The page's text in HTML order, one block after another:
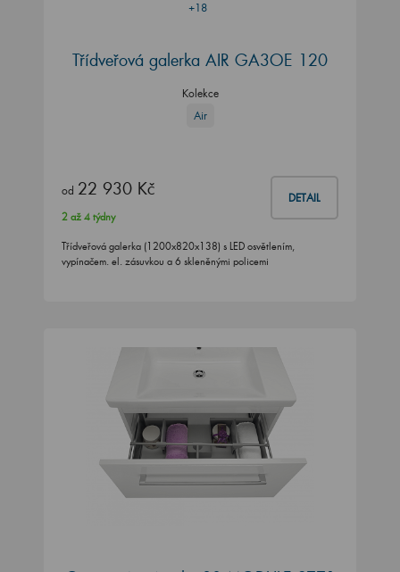
+18
Třídveřová galerka AIR GA3OE 120
Kolekce
Air
od 22 930 Kč DETAIL
2 až 4 týdny
Třídveřová galerka (1200x820x138) s LED osvětlením,
vypínačem. el. zásuvkou a 6 skleněnými policemi